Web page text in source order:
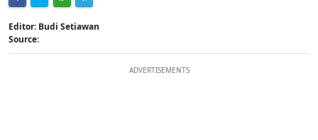
Editor: Budi Setiawan
Source:
ADVERTISEMENTS